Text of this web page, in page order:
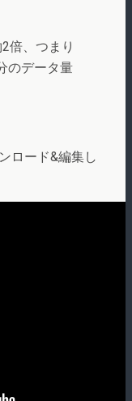
倍、つまり
のデータ量
ロード&編集し